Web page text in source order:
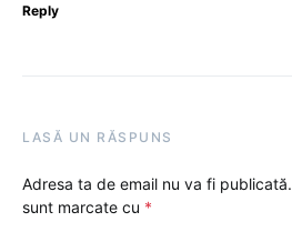
Reply
LASĂ UN RĂSPUNS
Adresa ta de email nu va fi publicată.
sunt marcate cu *